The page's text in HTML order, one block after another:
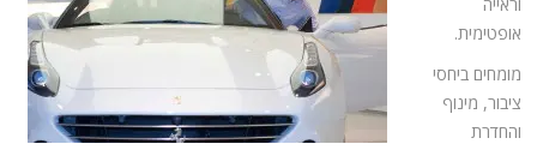
אופטימית.
מומחים ביחסי
ציבור, מינוף
והחדרת